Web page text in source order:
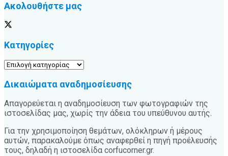
Ακολουθήστε μας
Κατηγορίες
Κατηγορίες
Δικαιώματα αναδημοσίευσης
Απαγορεύεται η αναδημοσίευση των φωτογραφιών της
ιστοσελίδας μας, χωρίς την άδεια του υπεύθυνου αυτής.
Για την χρησιμοποίηση θεμάτων, ολόκληρων ή μέρους
αυτών, παρακαλούμε όπως αναφερθεί η πηγή προέλευσής
τους, δηλαδή η ιστοσελίδα corfucorner.gr.